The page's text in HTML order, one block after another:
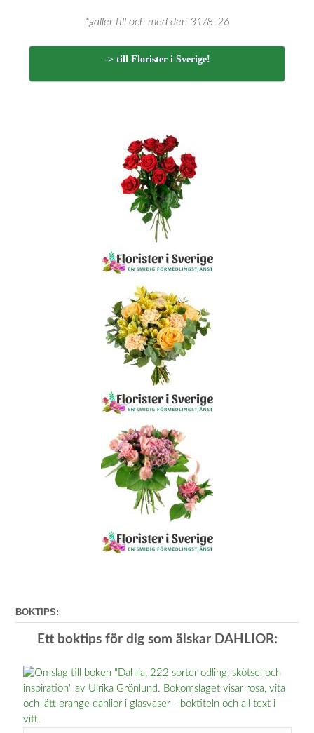
*gäller till och med den 31/8-26
-> till Florister i Sverige!
BOKTIPS:
Ett boktips för dig som älskar DAHLIOR: